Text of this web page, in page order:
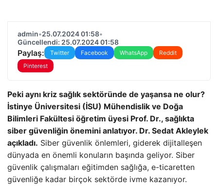
admin•25.07.2024 01:58•
Güncellendi: 25.07.2024 01:58
Paylaş: Twitter Facebook WhatsApp
Reddit
Pinterest
Peki aynı kriz sağlık sektöründe de yaşansa ne olur?
İstinye Üniversitesi (İSU) Mühendislik ve Doğa
Bilimleri Fakültesi öğretim üyesi Prof. Dr., sağlıkta
siber güvenliğin önemini anlatıyor. Dr. Sedat Akleylek
açıkladı. Siber güvenlik önlemleri, giderek dijitalleşen
dünyada en önemli konuların başında geliyor. Siber
güvenlik çalışmaları eğitimden sağlığa, e-ticaretten
güvenliğe kadar birçok sektörde ivme kazanıyor.